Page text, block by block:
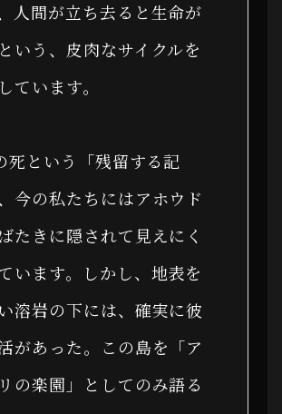
人間が立ち去ると生命が
いう、皮肉なサイクルを
ています。
死という「残留する記
今の私たちにはアホウド
たきに隠されて見えにく
います。しかし、地表を
溶岩の下には、確実に彼
があった。この島を「ア
の楽園」としてのみ語る